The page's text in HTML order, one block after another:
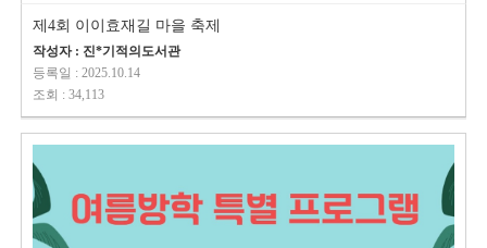
제4회 이이효재길 마을 축제
작성자 : 진*기적의도서관
등록일 : 2025.10.14
조회 : 34,113